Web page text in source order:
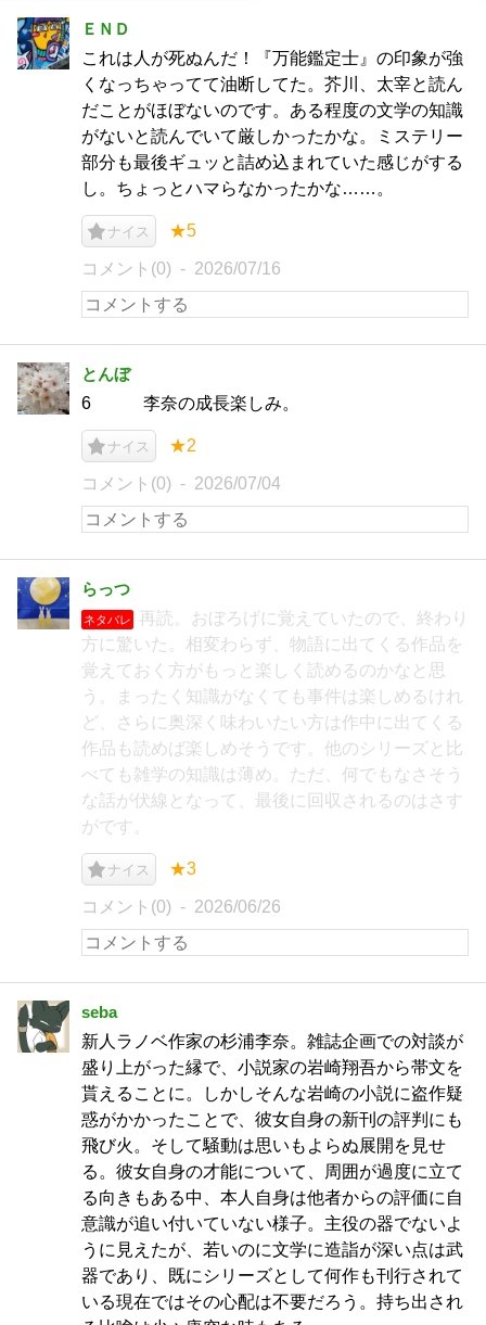
ＥＮＤ
これは人が死ぬんだ！『万能鑑定士』の印象が強
くなっちゃってて油断してた。芥川、太宰と読ん
だことがほぼないのです。ある程度の文学の知識
がないと読んでいて厳しかったかな。ミステリー
部分も最後ギュッと詰め込まれていた感じがする
し。ちょっとハマらなかったかな……。
ナイス ★5
コメント(0) 2026/07/16
とんぼ
6 李奈の成長楽しみ。
ナイス ★2
コメント(0) 2026/07/04
らっつ
ネタバレ
再読。おぼろげに覚えていたので、終わり
方に驚いた。相変わらず、物語に出てくる作品を
覚えておく方がもっと楽しく読めるのかなと思
う。まったく知識がなくても事件は楽しめるけれ
ど、さらに奥深く味わいたい方は作中に出てくる
作品も読めば楽しめそうです。他のシリーズと比
べても雑学の知識は薄め。ただ、何でもなさそう
な話が伏線となって、最後に回収されるのはさす
がです。
ナイス ★3
コメント(0) 2026/06/26
seba
新人ラノベ作家の杉浦李奈。雑誌企画での対談が
盛り上がった縁で、小説家の岩崎翔吾から帯文を
貰えることに。しかしそんな岩崎の小説に盗作疑
惑がかかったことで、彼女自身の新刊の評判にも
飛び火。そして騒動は思いもよらぬ展開を見せ
る。彼女自身の才能について、周囲が過度に立て
る向きもある中、本人自身は他者からの評価に自
意識が追い付いていない様子。主役の器でないよ
うに見えたが、若いのに文学に造詣が深い点は武
器であり、既にシリーズとして何作も刊行されて
いる現在ではその心配は不要だろう。持ち出され